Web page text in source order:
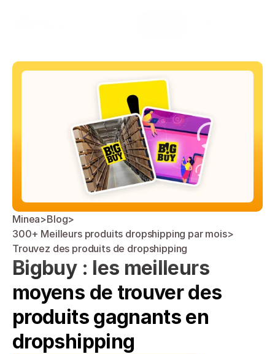
Minea>Blog>
300+ Meilleurs produits dropshipping par mois>
Trouvez des produits de dropshipping
Bigbuy : les meilleurs
moyens de trouver des
produits gagnants en
dropshipping